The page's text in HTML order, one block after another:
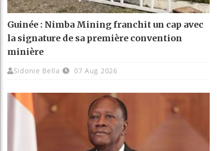
Guinée : Nimba Mining franchit un cap avec
la signature de sa première convention
minière
Sidonie Bella 07 Aug 2026